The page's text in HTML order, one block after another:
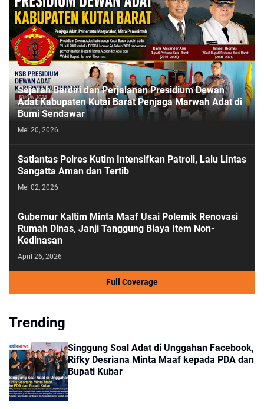
Sejarah Berdiri dan Perjalanan Presidium Dewan
Adat Kabupaten Kutai Barat Penjaga Marwah Adat di
Bumi Sendawar
Mei 20, 2026
Satlantas Polres Kutim Intensifkan Patroli, Lalu Lintas
Sangatta Aman dan Tertib
Mei 02, 2026
Gubernur Kaltim Minta Maaf Usai Polemik Renovasi
Rumah Dinas, Janji Tanggung Biaya Item Non-
Kedinasan
April 26, 2026
Full Coverage
Trending
Singgung Soal Adat di Unggahan Facebook,
Rifky Desriana Minta Maaf kepada PDA dan
Bupati Kubar